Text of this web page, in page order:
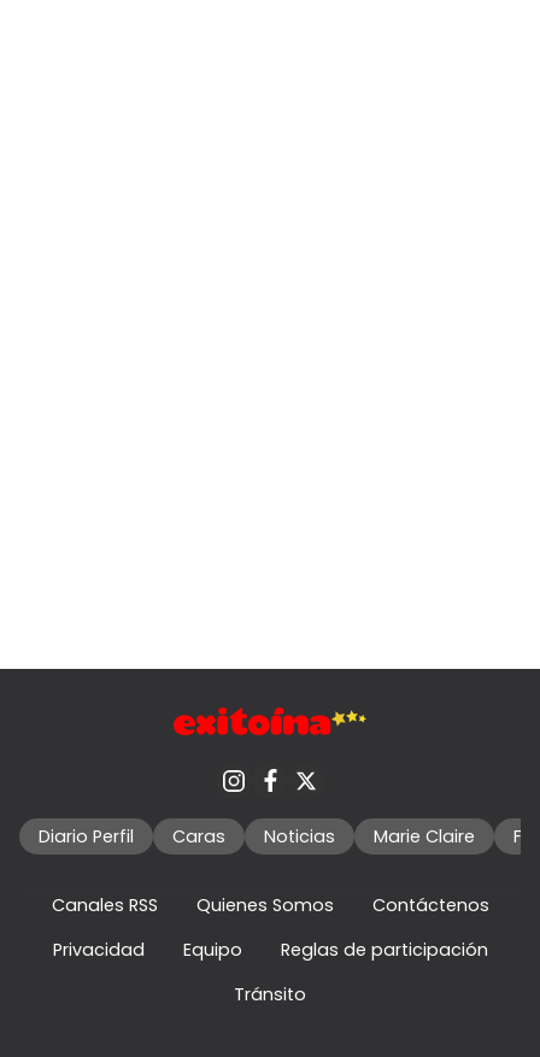
Diario Perfil Caras Noticias Marie Claire
Canales RSS Quienes Somos
Contáctenos
Privacidad
Equipo
Reglas de participación
Tránsito